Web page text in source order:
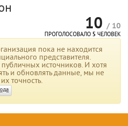
10 / 10
ПРОГОЛОСОВАЛО 5 ЧЕЛОВЕК
пока не находится
представителя.
источников. И хотя
и обновлять данные, мы не
точность.